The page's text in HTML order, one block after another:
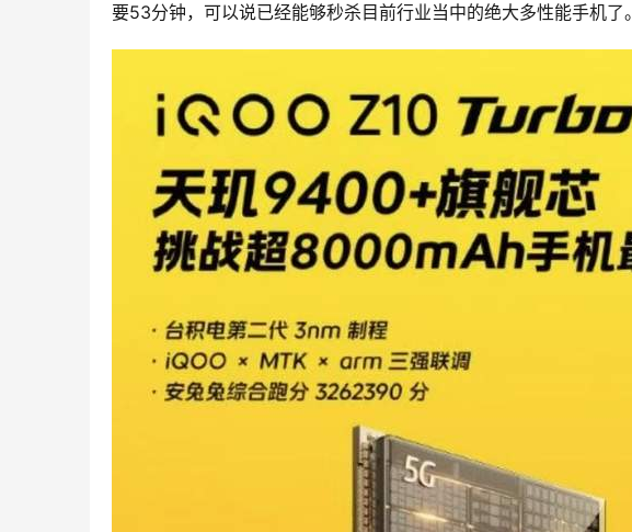
要53分钟，可以说已经能够秒杀目前行业当中的绝大多性能手机了。